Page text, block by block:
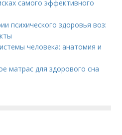
самого эффективного
психического здоровья воз:
человека: анатомия и
матрас для здорового сна